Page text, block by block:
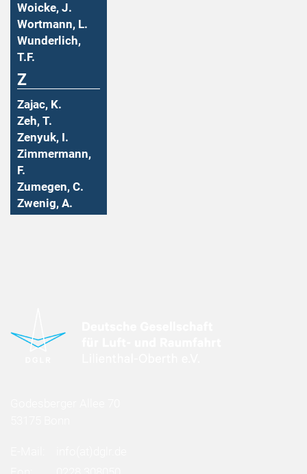
Woicke, J.
Wortmann, L.
Wunderlich,
T.F.
Z
Zajac, K.
Zeh, T.
Zenyuk, I.
Zimmermann,
F.
Zumegen, C.
Zwenig, A.